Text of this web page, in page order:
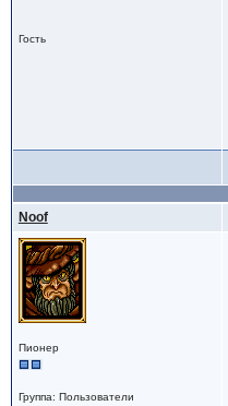
Гость
Noof
Пионер
Группа: Пользователи